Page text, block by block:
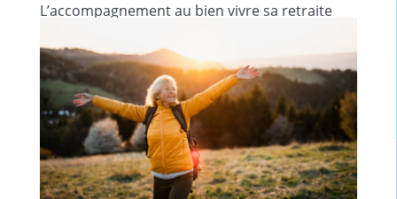
L’accompagnement au bien vivre sa retraite